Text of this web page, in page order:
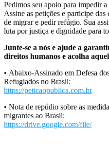
Pedimos seu apoio para impedir
Assine as petições e participe
de migrar e pedir refúgio. Sua
luta por justiça e dignidade para
Junte-se a nós e ajude a
direitos humanos e acolha
• Abaixo-Assinado em Defesa
Refugiados no Brasil:
https://peticaopublica.com.br
• Nota de repúdio sobre as
migrantes ao Brasil:
https://drive.google.com/file/